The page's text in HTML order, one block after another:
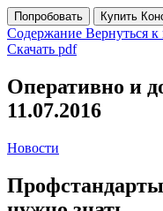
Попробовать Купить
Содержание Вернуться
Скачать pdf
Оперативно и
11.07.2016
Новости
Профстандарты